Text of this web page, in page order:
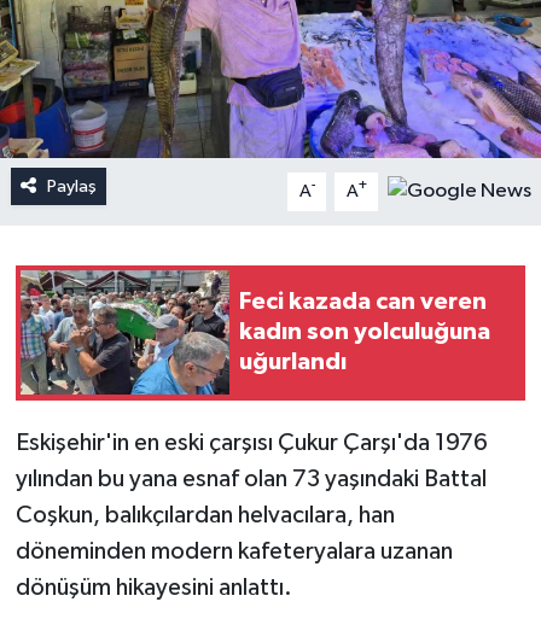
Paylaş A- A+
Feci kazada can veren
kadın son yolculuğuna
uğurlandı
Eskişehir'in en eski çarşısı Çukur Çarşı'da 1976
yılından bu yana esnaf olan 73 yaşındaki Battal
Coşkun, balıkçılardan helvacılara, han
döneminden modern kafeteryalara uzanan
dönüşüm hikayesini anlattı.